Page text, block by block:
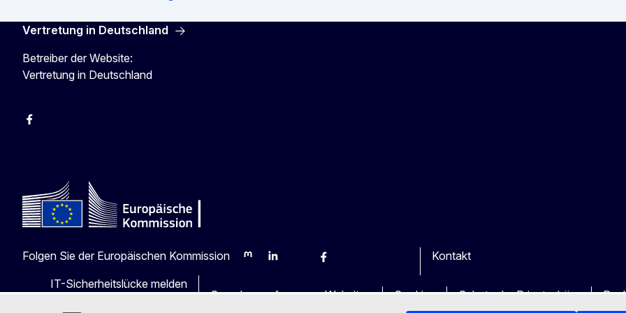
Vertretung in Deutschland
Betreiber der Website:
Vertretung in Deutschland
facebook
Folgen Sie der Europäischen Kommission
MastodonLinkedInBlueskyFacebook
Kontakt
IT-Sicherheitslücke melden
Sprachen auf unseren Websites
Cookies Schutz der Privatsphäre